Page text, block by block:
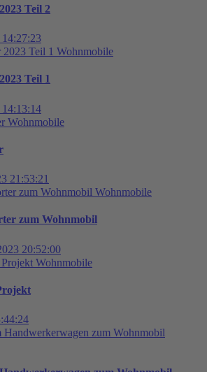
Teil 2
Wohnmobile
Teil 1
Wohnmobile
21:53:21
Wohnmobile
zum Wohnmobil
20:52:00
Wohnmobile